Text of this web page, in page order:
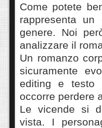
Come potete
rappresenta
genere. Noi
analizzare il
Un romanzo
sicuramente
editing e testo
occorre perdere
Le vicende si
vista. I